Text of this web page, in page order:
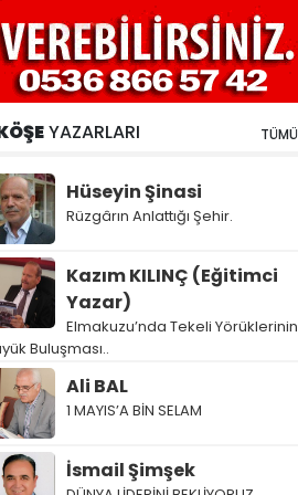
YAZARLARI TÜMÜ
Hüseyin Şinasi
Rüzgârın Anlattığı Şehir.
Kazım KILINÇ (Eğitimci
Yazar)
Elmakuzu’nda Tekeli Yörüklerinin
Buluşması..
Ali BAL
1 MAYIS’A BİN SELAM
İsmail Şimşek